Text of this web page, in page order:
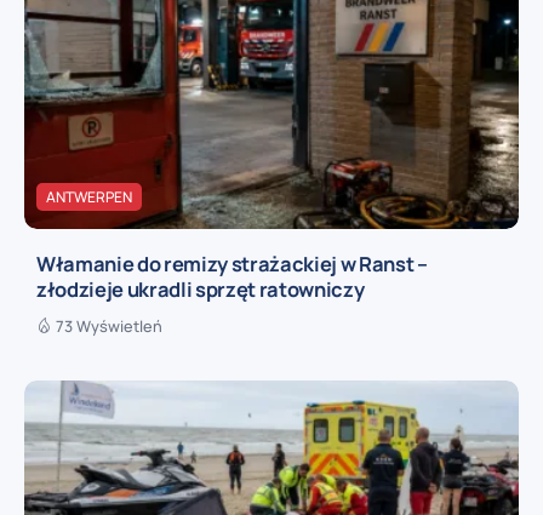
ANTWERPEN
Włamanie do remizy strażackiej w Ranst –
złodzieje ukradli sprzęt ratowniczy
73 Wyświetleń